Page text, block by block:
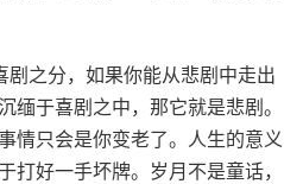
剧之分，如果你能从悲剧中走出
缅于喜剧之中，那它就是悲剧。
情只会是你变老了。人生的意义
打好一手坏牌。岁月不是童话，